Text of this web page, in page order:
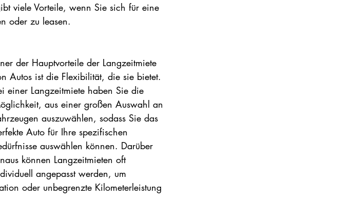
viele Vorteile, wenn Sie sich für eine
oder zu leasen.
der Hauptvorteile der Langzeitmiete
Autos ist die Flexibilität, die sie bietet.
einer Langzeitmiete haben Sie die
aus einer großen Auswahl an
auszuwählen, sodass Sie das
Auto für Ihre spezifischen
auswählen können. Darüber
können Langzeitmieten oft
angepasst werden, um
oder unbegrenzte Kilometerleistung